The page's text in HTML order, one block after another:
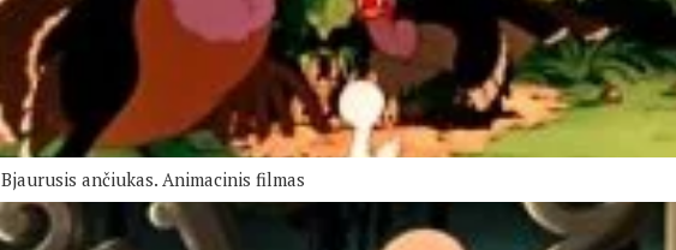
Bjaurusis ančiukas. Animacinis filmas